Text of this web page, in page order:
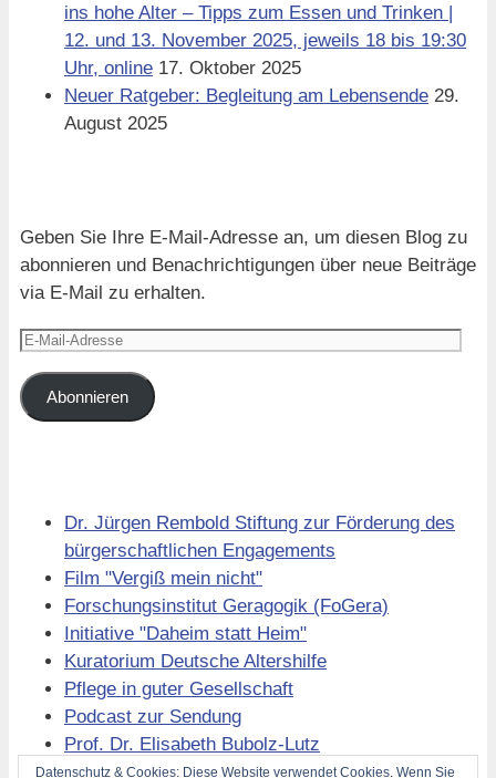
ins hohe Alter – Tipps zum Essen und Trinken |
12. und 13. November 2025, jeweils 18 bis 19:30
Uhr, online 17. Oktober 2025
Neuer Ratgeber: Begleitung am Lebensende 29.
August 2025
Geben Sie Ihre E-Mail-Adresse an, um diesen Blog zu
abonnieren und Benachrichtigungen über neue Beiträge
via E-Mail zu erhalten.
E-
Adresse
Abonnieren
Dr. Jürgen Rembold Stiftung zur Förderung des
bürgerschaftlichen Engagements
Film "Vergiß mein nicht"
Forschungsinstitut Geragogik (FoGera)
Initiative "Daheim statt Heim"
Kuratorium Deutsche Altershilfe
Pflege in guter Gesellschaft
Podcast zur Sendung
Prof. Dr. Elisabeth Bubolz-Lutz
Volkssolidarität Berlin
Datenschutz & Cookies: Diese Website verwendet Cookies. Wenn Sie